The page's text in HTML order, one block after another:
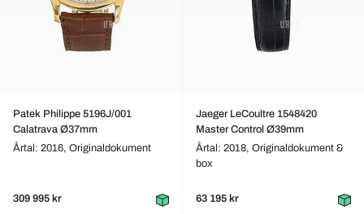
Patek Philippe 5196J/001
Calatrava Ø37mm
Årtal: 2016, Originaldokument
309 995 kr
Jaeger LeCoultre 1548420
Master Control Ø39mm
Årtal: 2018, Originaldokument &
box
63 195 kr